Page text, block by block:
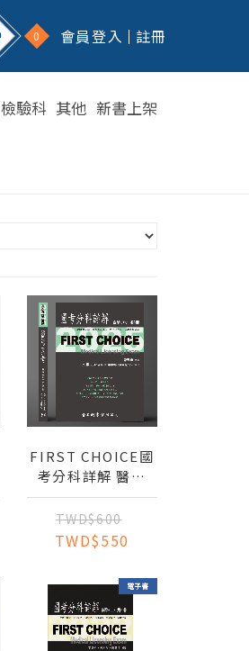
0 會員登入 註冊
檢驗科 其他 新書上架
FIRST CHOICE國
考分科詳解 醫學
（五）第2冊 心臟
血管外科、大腸直
腸外科、 內分泌外
科、重建整型外科
TWD$600
TWD$550